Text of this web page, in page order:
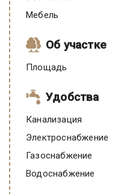
Мебель
Об участке
Площадь
Удобства
Канализация
Электроснабжение
Газоснабжение
Водоснабжение